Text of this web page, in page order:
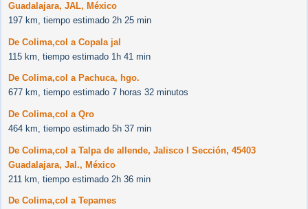
Guadalajara, JAL, México
197 km, tiempo estimado 2h 25 min
De Colima,col a Copala jal
115 km, tiempo estimado 1h 41 min
De Colima,col a Pachuca, hgo.
677 km, tiempo estimado 7 horas 32 minutos
De Colima,col a Qro
464 km, tiempo estimado 5h 37 min
De Colima,col a Talpa de allende, Jalisco I Sección, 45403
Guadalajara, Jal., México
211 km, tiempo estimado 2h 36 min
De Colima,col a Tepames